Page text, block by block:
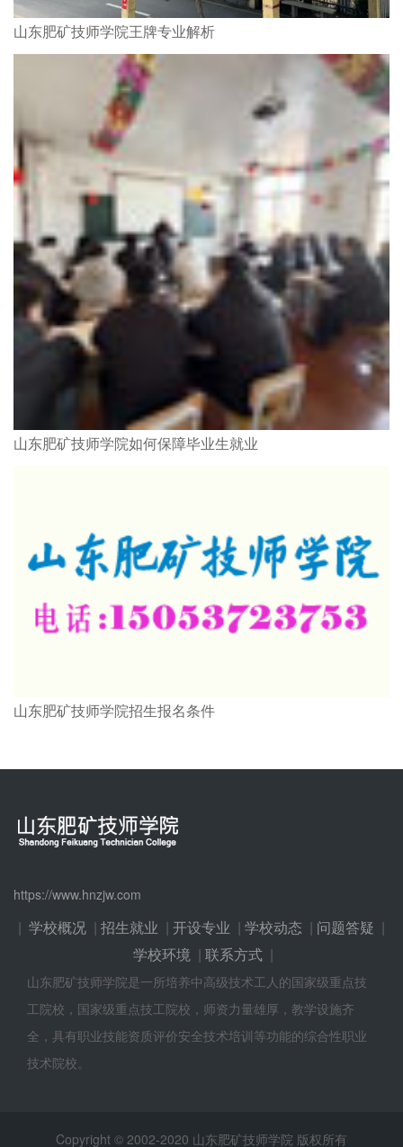
山东肥矿技师学院王牌专业解析
山东肥矿技师学院如何保障毕业生就业
山东肥矿技师学院招生报名条件
https://www.hnzjw.com
| 学校概况 | 招生就业 | 开设专业 | 学校动态 | 问题答疑 |
学校环境 | 联系方式 |
山东肥矿技师学院是一所培养中高级技术工人的国家级重点技
工院校，国家级重点技工院校，师资力量雄厚，教学设施齐
全，具有职业技能资质评价安全技术培训等功能的综合性职业
技术院校。
Copyright © 2002-2020 山东肥矿技师学院 版权所有